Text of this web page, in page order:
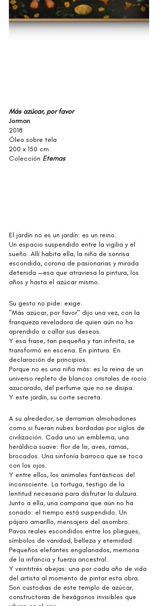
Más azúcar, por favor
Jorman
2018
Óleo sobre tela
200 x 150 cm
Colección Eternas
El jardín no es un jardín: es un reino.
Un espacio suspendido entre la vigilia y el
sueño. Allí habita ella, la niña de sonrisa
escondida, corona de pasionarias y mirada
detenida —esa que atraviesa la pintura, los
años y hasta el azúcar mismo.
Su gesto no pide: exige.
"Más azúcar, por favor" dijo una vez, con la
franqueza reveladora de quien aún no ha
aprendido a callar sus deseos.
Y esa frase, tan pequeña y tan infinita, se
transformó en escena. En pintura. En
declaración de principios.
Porque no es una niña más: es la reina de un
universo repleto de blancos cristales de rocío
azucarado, del perfume que no se disipa.
Y este jardín, su corte secreta.
A su alrededor, se derraman almohadones
como si fueran nubes bordadas por siglos de
civilización. Cada uno un emblema, una
heráldica suave: flor de lis, aves, ramas,
brocados. Una sinfonía barroca que se toca
con los ojos.
Y entre ellos, los animales fantásticos del
inconsciente. La tortuga, testigo de la
lentitud necesaria para disfrutar la dulzura.
Junto a ella, una campana que aún no ha
sonado: el tiempo está suspendido. Un
pájaro amarillo, mensajero del asombro.
Pavos reales escondidos entre los pliegues,
símbolos de vanidad, belleza y eternidad.
Pequeños elefantes engalanados, memoria
de la infancia y fuerza ancestral.
Y veintitrés abejas: una por cada año de vida
del artista al momento de pintar esta obra.
Son custodias de este templo de azúcar,
constructoras de hexágonos invisibles que